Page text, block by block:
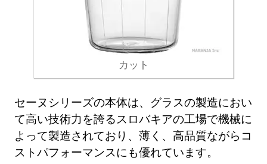
カット
セーヌシリーズの本体は、グラスの製造におい
て高い技術力を誇るスロバキアの工場で機械に
よって製造されており、薄く、高品質ながらコ
ストパフォーマンスにも優れています。